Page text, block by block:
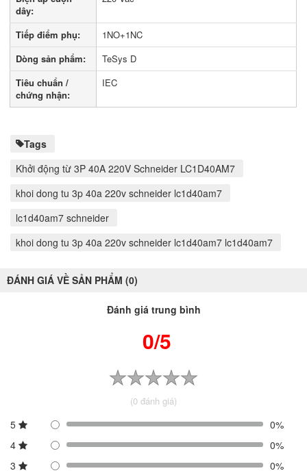
dây:
Tiếp điểm phụ:
1NO+1NC
Dòng sản phẩm:
TeSys D
Tiêu chuẩn /
chứng nhận:
IEC
Tags
Khởi động từ 3P 40A 220V Schneider LC1D40AM7
khoi dong tu 3p 40a 220v schneider lc1d40am7
lc1d40am7 schneider
khoi dong tu 3p 40a 220v schneider lc1d40am7 lc1d40am7
ĐÁNH GIÁ VỀ SẢN PHẨM (0)
Đánh giá trung bình
0/5
(0 đánh giá)
5
0%
4
0%
3
0%